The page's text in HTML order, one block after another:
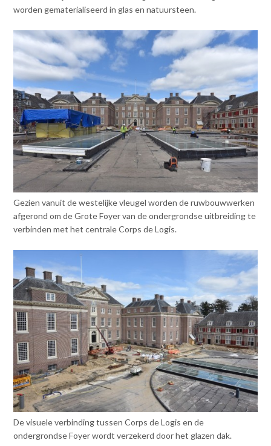
worden gematerialiseerd in glas en natuursteen.
Gezien vanuit de westelijke vleugel worden de ruwbouwwerken
afgerond om de Grote Foyer van de ondergrondse uitbreiding te
verbinden met het centrale Corps de Logis.
De visuele verbinding tussen Corps de Logis en de
ondergrondse Foyer wordt verzekerd door het glazen dak.